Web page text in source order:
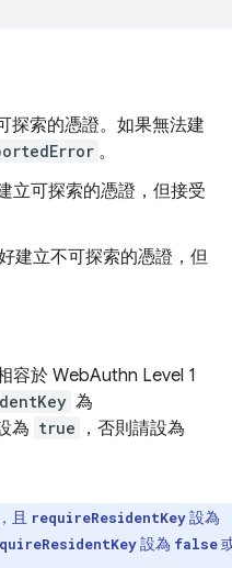
探索的憑證。如果無法建
。
立可探索的憑證，但接受
好建立不可探索的憑證，但
容於 WebAuthn Level 1
為
為 true ，否則請設為
且 requireResidentKey設為
設為 false